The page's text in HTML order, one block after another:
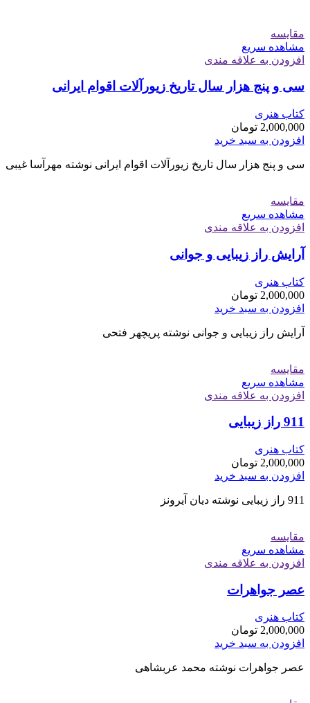
مقایسه
مشاهده سریع
افزودن به علاقه مندی
سی و پنج هزار سال تاریخ زیورآلات اقوام ایرانی
کتاب هنری
2,000,000 تومان
افزودن به سبد خرید
سی و پنج هزار سال تاریخ زیورآلات اقوام ایرانی نوشته مهرآسا غیبی
مقایسه
مشاهده سریع
افزودن به علاقه مندی
آرایش راز زیبایی و جوانی
کتاب هنری
2,000,000 تومان
افزودن به سبد خرید
آرایش راز زیبایی و جوانی نوشته پریچهر فتحی
مقایسه
مشاهده سریع
افزودن به علاقه مندی
911 راز زیبایی
کتاب هنری
2,000,000 تومان
افزودن به سبد خرید
911 راز زیبایی نوشته دیان آیرونز
مقایسه
مشاهده سریع
افزودن به علاقه مندی
عصر جواهرات
کتاب هنری
2,000,000 تومان
افزودن به سبد خرید
عصر جواهرات نوشته محمد عربشاهی